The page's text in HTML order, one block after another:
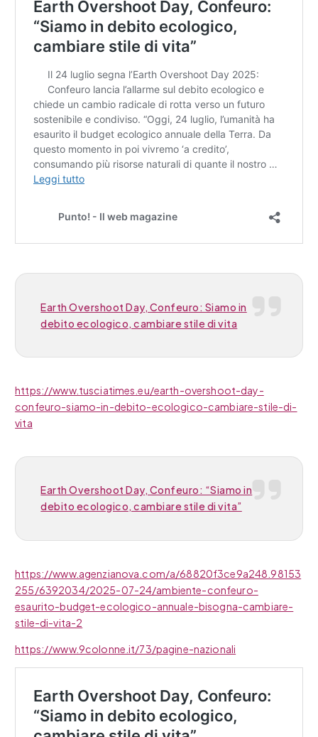
Earth Overshoot Day, Confeuro: Siamo in
debito ecologico, cambiare stile di vita
https://www.tusciatimes.eu/earth-overshoot-day-
confeuro-siamo-in-debito-ecologico-cambiare-stile-di-
vita
Earth Overshoot Day, Confeuro: “Siamo in
debito ecologico, cambiare stile di vita”
https://www.agenzianova.com/a/68820f3ce9a248.98153
255/6392034/2025-07-24/ambiente-confeuro-
esaurito-budget-ecologico-annuale-bisogna-cambiare-
stile-di-vita-2
https://www.9colonne.it/73/pagine-nazionali